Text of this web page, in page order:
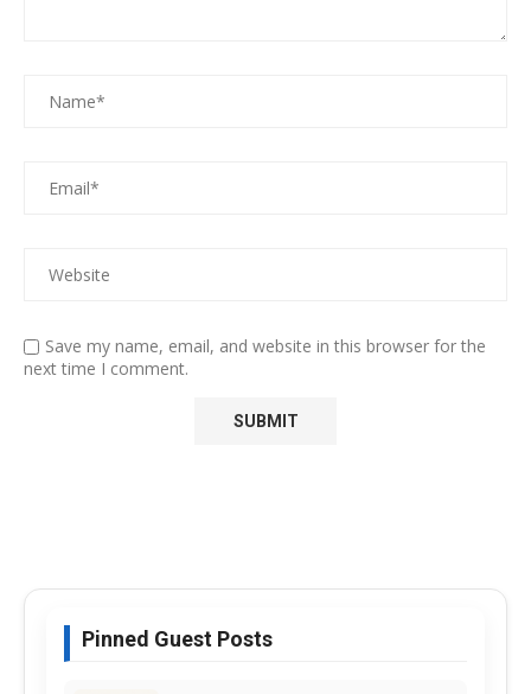
Save my name, email, and website in this browser for the
next time I comment.
Pinned Guest Posts